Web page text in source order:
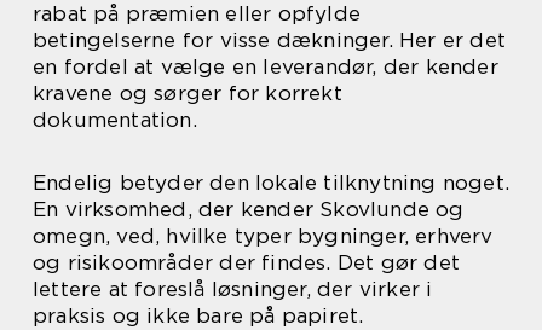
rabat på præmien eller opfylde
betingelserne for visse dækninger. Her er det
en fordel at vælge en leverandør, der kender
kravene og sørger for korrekt
dokumentation.
Endelig betyder den lokale tilknytning noget.
En virksomhed, der kender Skovlunde og
omegn, ved, hvilke typer bygninger, erhverv
og risikoområder der findes. Det gør det
lettere at foreslå løsninger, der virker i
praksis og ikke bare på papiret.